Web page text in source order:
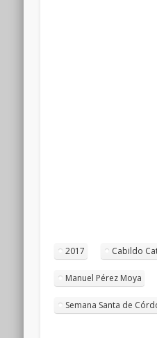
2017 Cabildo
Manuel Pérez Moya
Semana Santa de